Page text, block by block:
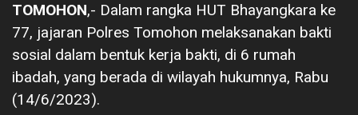
TOMOHON,- Dalam rangka HUT Bhayangkara ke
77, jajaran Polres Tomohon melaksanakan bakti
sosial dalam bentuk kerja bakti, di 6 rumah
ibadah, yang berada di wilayah hukumnya, Rabu
(14/6/2023).